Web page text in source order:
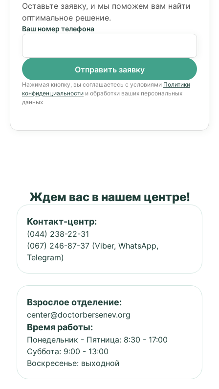
Оставьте заявку, и мы поможем вам найти
оптимальное решение.
Ваш номер телефона
Нажимая кнопку, вы соглашаетесь с условиями Политики
конфиденциальности и обработки ваших персональных
данных
Ждем вас в нашем центре!
Контакт-центр:
(044) 238-22-31
(067) 246-87-37 (Viber, WhatsApp,
Telegram)
Взрослое отделение:
center@doctorbersenev.org
Время работы:
Понедельник - Пятница: 8:30 - 17:00
Суббота: 9:00 - 13:00
Воскресенье: выходной